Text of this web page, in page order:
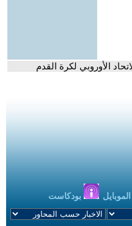
الأوروبي لكرة القدم
الموبايل بودكاست